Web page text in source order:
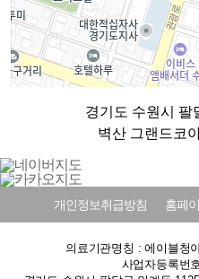
경기도 수원시 팔
벽산 그랜드코
개인정보취급방침 홈페
의료기관명칭 : 에이블청
사업자등록번